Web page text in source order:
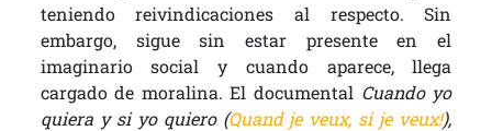
teniendo reivindicaciones al respecto. Sin
embargo, sigue sin estar presente en el
imaginario social y cuando aparece, llega
cargado de moralina. El documental Cuando yo
quiera y si yo quiero (Quand je veux, si je veux!),